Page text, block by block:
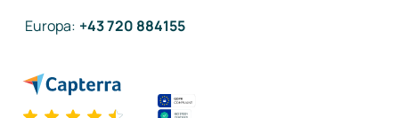
Europa: +43 720 884155